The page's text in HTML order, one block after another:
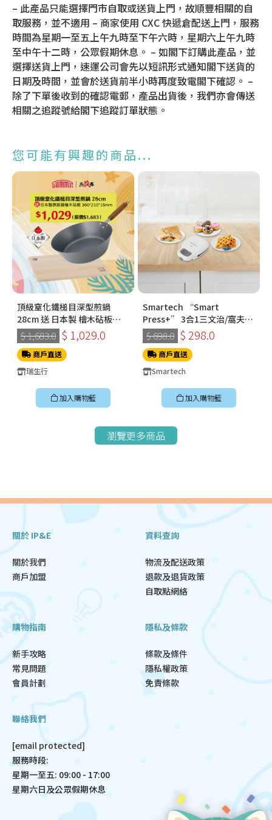
– 此產品只能選擇門市自取或送貨上門，故順豐相關的自
取服務，並不適用 – 商家使用 CXC 快遞倉配送上門，服務
時間為星期一至五上午九時至下午六時，星期六上午九時
至中午十二時，公眾假期休息。 – 如閣下訂購此產品，並
選擇送貨上門，速運公司會先以短訊形式通知閣下送貨的
日期及時間，並會於送貨前半小時再度致電閣下確認。 –
除了下單後收到的確認電郵，產品出貨後，我們亦會傳送
相關之追蹤號給閣下追蹤訂單狀態。
您可能有興趣的商品...
頂級窒化鐵槌目深型煎鍋
28cm 送 日本製 檜木砧板
360*210*15mm
$ 1,683.0 $ 1,029.0
商戶直送
瑞生行
加入購物籃
Smartech “Smart
Press+” 3合1三文治/窩夫/
冬甩機 SM-2228
$ 698.0 $ 298.0
商戶直送
Smartech
加入購物籃
瀏覽更多商品
關於 IP&E
關於我們
商戶加盟
資料查詢
物流及配送政策
退款及退貨政策
自取點網絡
購物指南
新手攻略
常見問題
會員計劃
隱私及條款
條款及條件
隱私權政策
免責條款
聯絡我們
[email protected]
服務時段:
星期一至五: 09:00 - 17:00
星期六日及公眾假期休息